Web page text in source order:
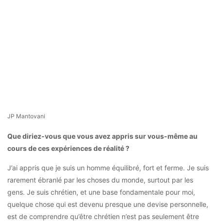
JP Mantovani
Que diriez-vous que vous avez appris sur vous-même au
cours de ces expériences de réalité ?
J’ai appris que je suis un homme équilibré, fort et ferme. Je suis
rarement ébranlé par les choses du monde, surtout par les
gens. Je suis chrétien, et une base fondamentale pour moi,
quelque chose qui est devenu presque une devise personnelle,
est de comprendre qu’être chrétien n’est pas seulement être